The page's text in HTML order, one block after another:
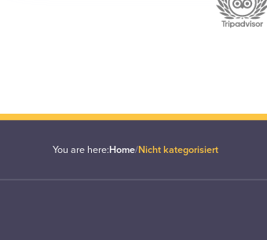
You are here:Home/Nicht kategorisiert